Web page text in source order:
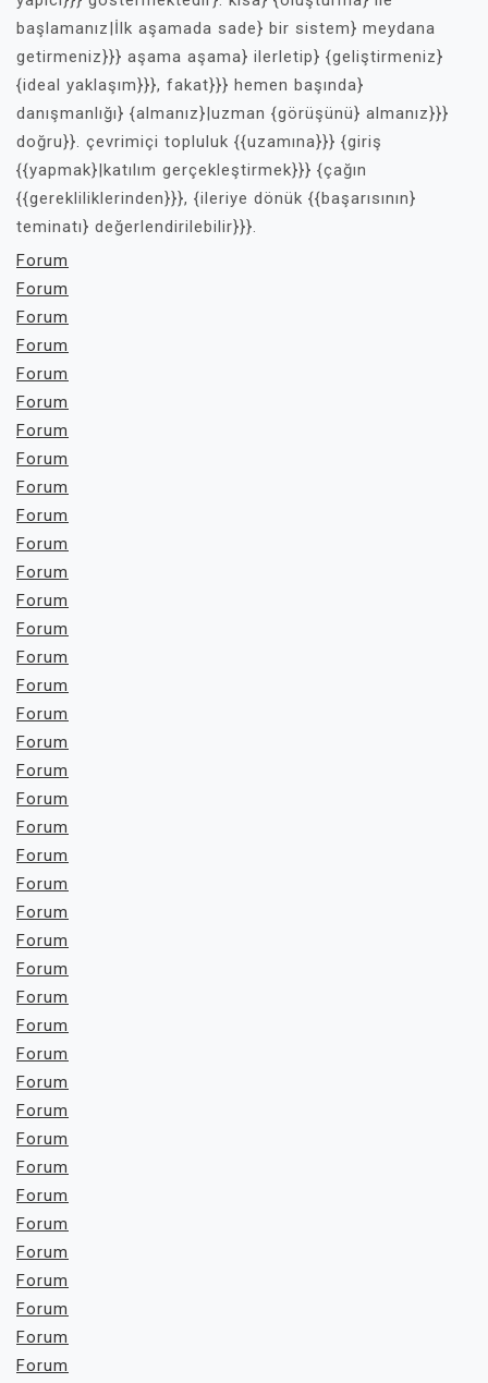
başlamanız|İlk aşamada sade} bir sistem} meydana
getirmeniz}}} aşama aşama} ilerletip} {geliştirmeniz}
{ideal yaklaşım}}}, fakat}}} hemen başında}
danışmanlığı} {almanız}|uzman {görüşünü} almanız}}}
doğru}}. çevrimiçi topluluk {{uzamına}}} {giriş
{{yapmak}|katılım gerçekleştirmek}}} {çağın
{{gerekliliklerinden}}}, {ileriye dönük {{başarısının}
teminatı} değerlendirilebilir}}}.
Forum
Forum
Forum
Forum
Forum
Forum
Forum
Forum
Forum
Forum
Forum
Forum
Forum
Forum
Forum
Forum
Forum
Forum
Forum
Forum
Forum
Forum
Forum
Forum
Forum
Forum
Forum
Forum
Forum
Forum
Forum
Forum
Forum
Forum
Forum
Forum
Forum
Forum
Forum
Forum